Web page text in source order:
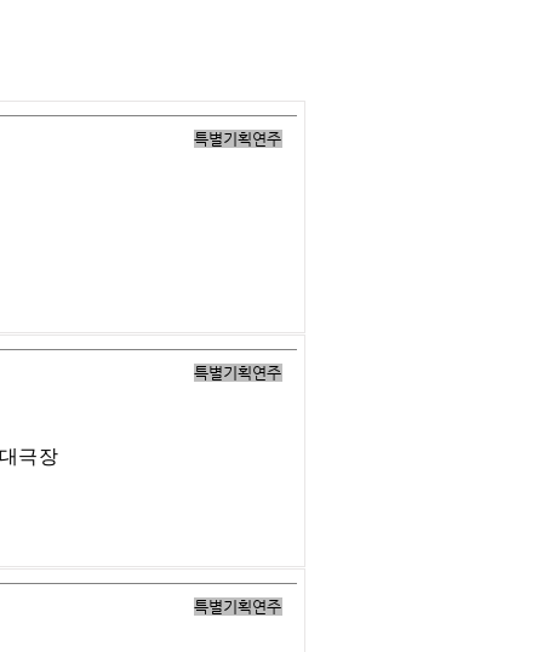
특별기획연주
특별기획연주
극장
특별기획연주